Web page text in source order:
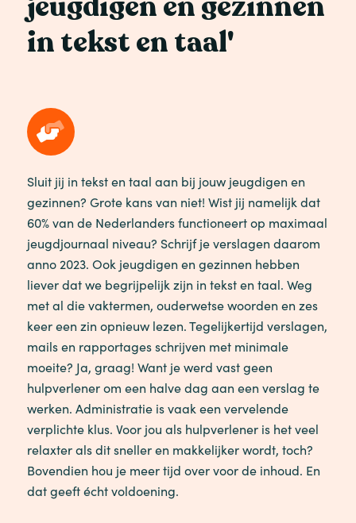
in tekst en taal'
Sluit jij in tekst en taal aan bij jouw jeugdigen en
gezinnen? Grote kans van niet! Wist jij namelijk dat
60% van de Nederlanders functioneert op maximaal
jeugdjournaal niveau? Schrijf je verslagen daarom
anno 2023. Ook jeugdigen en gezinnen hebben
liever dat we begrijpelijk zijn in tekst en taal. Weg
met al die vaktermen, ouderwetse woorden en zes
keer een zin opnieuw lezen. Tegelijkertijd verslagen,
mails en rapportages schrijven met minimale
moeite? Ja, graag! Want je werd vast geen
hulpverlener om een halve dag aan een verslag te
werken. Administratie is vaak een vervelende
verplichte klus. Voor jou als hulpverlener is het veel
relaxter als dit sneller en makkelijker wordt, toch?
Bovendien hou je meer tijd over voor de inhoud. En
dat geeft écht voldoening.